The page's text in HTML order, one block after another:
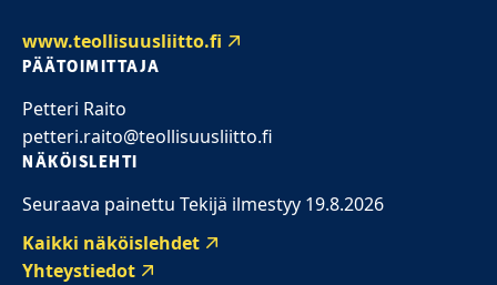
www.teollisuusliitto.fi
PÄÄTOIMITTAJA
Petteri Raito
petteri.raito@teollisuusliitto.fi
NÄKÖISLEHTI
Seuraava painettu Tekijä ilmestyy 19.8.2026
Kaikki näköislehdet
Yhteystiedot